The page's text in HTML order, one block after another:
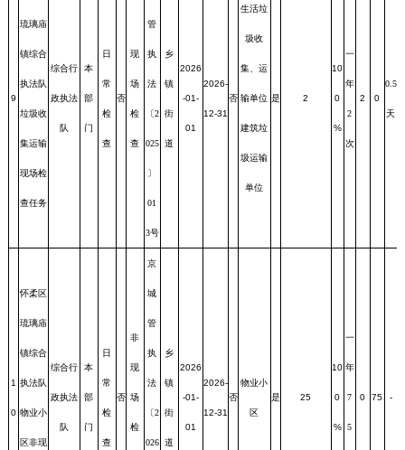
9
琉璃庙
镇综合
执法队
垃圾收
集运输
现场检
查任务
综合行
政执法
队
本
部
门
日
常
检
查
否
现
场
检
查
管
执
法
〔2
025
〕
01
3号
乡
镇
街
道
2026
-01-
01
2026-
12-31
否
生活垃
圾收
集、运
输单位
建筑垃
圾运输
单位
是 2
10
0
%
一
年
2
次
2 0
0.5
天
1
0
怀柔区
琉璃庙
镇综合
执法队
物业小
区非现
综合行
政执法
队
本
部
门
日
常
检
查
否
非
现
场
检
京
城
管
执
法
〔2
026
乡
镇
街
道
2026
-01-
01
2026-
12-31
否
物业小
区
是 25
10
0
%
一
年
7
5
0 75 -